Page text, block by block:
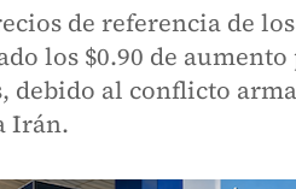
de referencia de
los $0.90 de
debido al conflicto
Irán.